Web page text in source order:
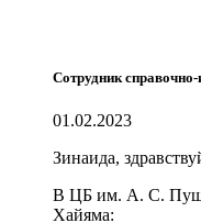
Сотрудник
01.02.2023
Зинаида,
В ЦБ им. А. С.
Хайяма: